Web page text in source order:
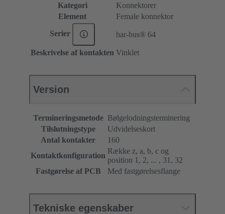
Kategori
Konnektorer
Element
Female konnektor
Serier har-bus® 64
Beskrivelse af kontakten Vinklet
Version
Termineringsmetode Bølgelodningsterminering
Tilslutningstype
Udvidelseskort
Antal kontakter
160
Kontaktkonfiguration
Række z, a, b, c og
position 1, 2, ... , 31, 32
Fastgørelse af PCB
Med fastgørelsesflange
Tekniske egenskaber